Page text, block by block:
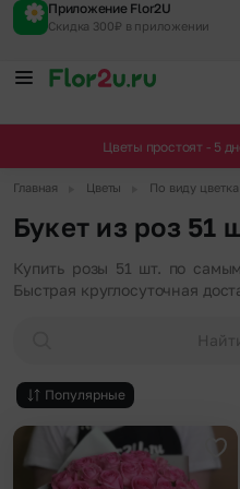
Приложение Flor2U
Скидка 300₽ в приложении
Цветы простоят - 5
Главная Цветы По виду цветка
Букет из роз 51
Купить розы 51 шт. по
Быстрая круглосуточная
Популярные